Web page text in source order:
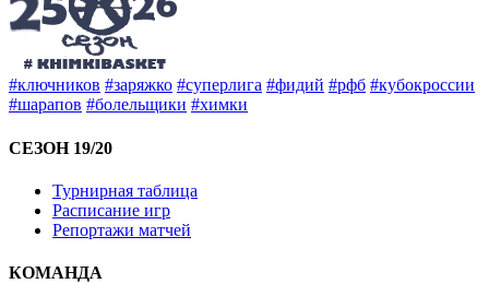
#ключников #заряжко #суперлига #фидий #рфб #кубокроссии
#шарапов #болельщики #химки
СЕЗОН 19/20
Турнирная таблица
Расписание игр
Репортажи матчей
КОМАНДА